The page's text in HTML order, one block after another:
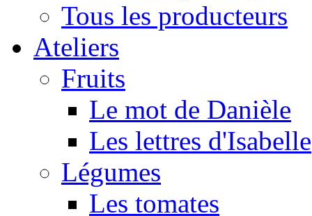
Tous les producteurs
Ateliers
Fruits
Le mot de Danièle
Les lettres d'Isabelle
Légumes
Les tomates